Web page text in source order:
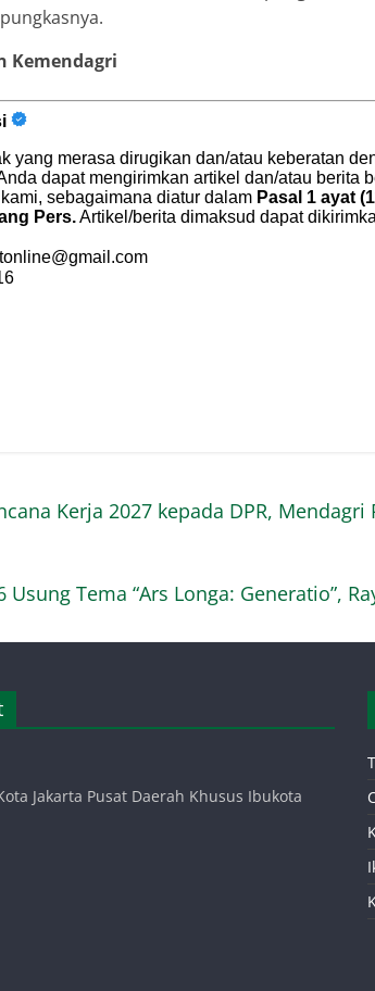
Kemendagri
Kerja 2027 kepada DPR,
Usung Tema “Ars Longa: Generatio”,
Jakarta Pusat Daerah Khusus Ibukota